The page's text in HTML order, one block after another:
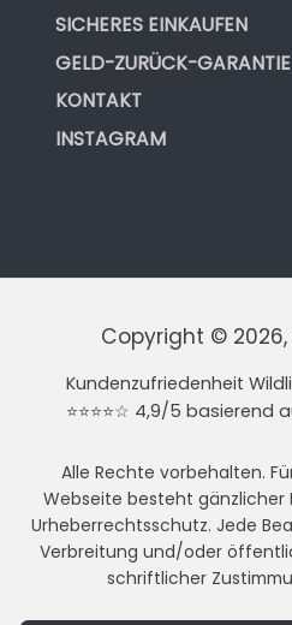
SICHERES EINKAUFEN
GELD-ZURÜCK-GARANTIE
KONTAKT
INSTAGRAM
Copyright ©
Kundenzufriedenheit
⭐⭐⭐⭐☆ 4,9/5 basierend
Alle Rechte vorbehalten.
Webseite besteht gänzlicher
Urheberrechtsschutz. Jede
Verbreitung und/oder
schriftlicher